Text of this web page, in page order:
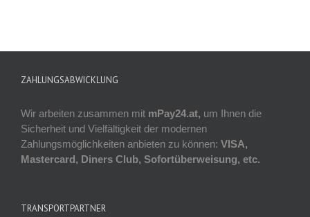
ZAHLUNGSABWICKLUNG
Wir arbeiten zusammen mit mPay24.at, um Ihnen die
Sicherheit und Vielfältigkeit der modernen
Zahlungsmöglichkeiten anbieten zu können: VISA,
Mastercard, Diners Club, Sofortüberweisung, etc.
TRANSPORTPARTNER